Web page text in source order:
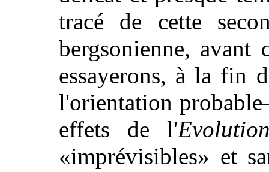
tracé de cette
bergsonienne, avant
essayerons, à la fin
l'orientation
effets de l'
«imprévisibles» et